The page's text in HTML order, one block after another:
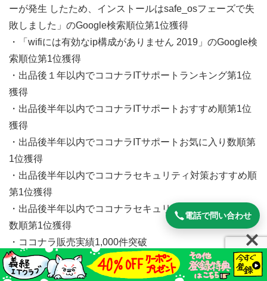
ーが発生 したため、インストールはsafe_osフェーズで失
敗しました」のGoogle検索順位第1位獲得
・「wifiには有効なip構成がありません 2019」のGoogle検
索順位第1位獲得
・出品後１年以内でココナラITサポートランキング第1位
獲得
・出品後半年以内でココナラITサポートおすすめ順第1位
獲得
・出品後半年以内でココナラITサポートお気に入り数順第
1位獲得
・出品後半年以内でココナラセキュリティ対策おすすめ順
第1位獲得
・出品後半年以内でココナラセキュリティ対策お気に入り
数順第1位獲得
・ココナラ販売実績1,000件突破
・ココナラ出品者ランクプラチナ獲得
・１週間以内でエキテン口コミランキング桃谷駅エリア
電話で問い合わせ